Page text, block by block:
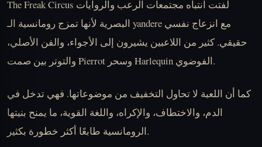
The Freak Circus لفتت انتباه مجتمعات الرعب والروايات
البصرية لأنها تمزج رومانسية الـ yandere مع انزعاج نفسي
حقيقي. كثير من اللاعبين يشيرون إلى الأجواء، والفن الأصلي،
والتوتر بين صمت Pierrot وسحر Harlequin الفوضوي.
كما أن اللعبة لا تحاول التخفيف من موضوعاتها. فهي تدخل في
الدم، والاختطاف، والإكراه، واللغة القوية، ما يمنح بنيتها
الرومانسية طابعًا أكثر خطورة بكثير.